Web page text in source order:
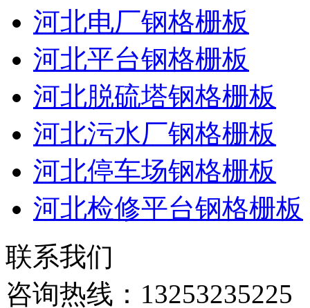
河北电厂钢格栅板
河北平台钢格栅板
河北脱硫塔钢格栅板
河北污水厂钢格栅板
河北停车场钢格栅板
河北检修平台钢格栅板
联系我们
咨询热线： 13253235225